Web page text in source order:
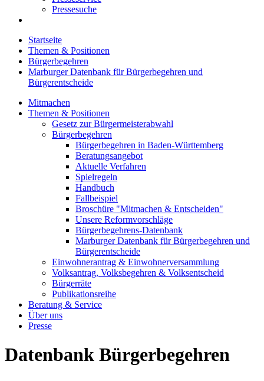
Pressesuche
Startseite
Themen & Positionen
Bürgerbegehren
Marburger Datenbank für Bürgerbegehren und
Bürgerentscheide
Mitmachen
Themen & Positionen
Gesetz zur Bürgermeisterabwahl
Bürgerbegehren
Bürgerbegehren in Baden-Württemberg
Beratungsangebot
Aktuelle Verfahren
Spielregeln
Handbuch
Fallbeispiel
Broschüre "Mitmachen & Entscheiden"
Unsere Reformvorschläge
Bürgerbegehrens-Datenbank
Marburger Datenbank für Bürgerbegehren und
Bürgerentscheide
Einwohnerantrag & Einwohnerversammlung
Volksantrag, Volksbegehren & Volksentscheid
Bürgerräte
Publikationsreihe
Beratung & Service
Über uns
Presse
Datenbank Bürgerbegehren